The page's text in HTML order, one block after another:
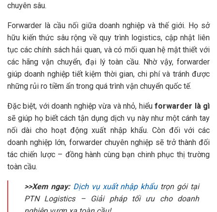
chuyên sâu.
Forwarder là cầu nối giữa doanh nghiệp và thế giới. Họ sở
hữu kiến thức sâu rộng về quy trình logistics, cập nhật liên
tục các chính sách hải quan, và có mối quan hệ mật thiết với
các hãng vận chuyển, đại lý toàn cầu. Nhờ vậy, forwarder
giúp doanh nghiệp tiết kiệm thời gian, chi phí và tránh được
những rủi ro tiềm ẩn trong quá trình vận chuyển quốc tế.
Đặc biệt, với doanh nghiệp vừa và nhỏ, hiểuforwarder là gì
sẽ giúp họ biết cách tận dụng dịch vụ này như một cánh tay
nối dài cho hoạt động xuất nhập khẩu. Còn đối với các
doanh nghiệp lớn, forwarder chuyên nghiệp sẽ trở thành đối
tác chiến lược – đồng hành cùng bạn chinh phục thị trường
toàn cầu.
>>Xem ngay: Dịch vụ xuất nhập khẩutrọn gói tại
PTN Logistics – Giải pháp tối ưu cho doanh